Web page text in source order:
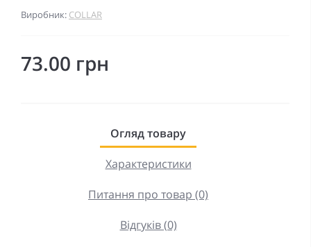
Виробник: COLLAR
73.00 грн
Огляд товару
Характеристики
Питання про товар (0)
Відгуків (0)